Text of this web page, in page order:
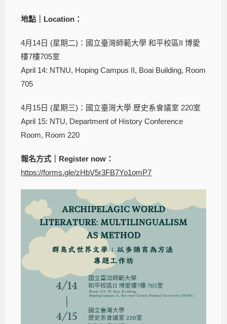
地點 Location ：
4月14日 (星期二)：國立臺灣師範大學 和平校區II 博愛
樓7樓705室
April 14: NTNU, Hoping Campus II, Boai Building, Room
705
4月15日 (星期三)：國立臺灣大學 歷史系會議室 220室
April 15: NTU, Department of History Conference
Room, Room 220
報名方式 Register now ：
https://forms.gle/zHbV5r3FB7Yo1omP7